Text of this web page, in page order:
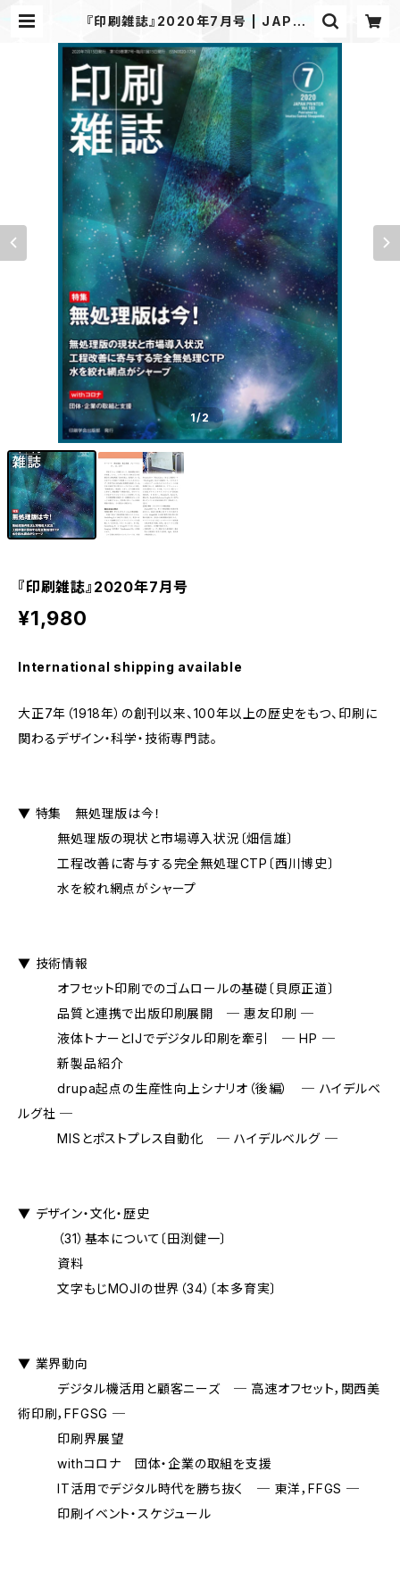
『印刷雑誌』2020年7月号 | JAPAN
1/2
『印刷雑誌』2020年7月号
¥1,980
International shipping available
大正7年（1918年）の創刊以来、100年以上の歴史をもつ、印刷に
関わるデザイン・科学・技術専門誌。
▼ 特集 無処理版は今！
無処理版の現状と市場導入状況〔畑信雄〕
工程改善に寄与する完全無処理CTP〔西川博史〕
水を絞れ網点がシャープ
▼ 技術情報
オフセット印刷でのゴムロールの基礎〔貝原正道〕
品質と連携で出版印刷展開 ─ 惠友印刷 ─
液体トナーとIJでデジタル印刷を牽引 ─ HP ─
新製品紹介
drupa起点の生産性向上シナリオ（後編） ─ ハイデルベ
ルグ社 ─
MISとポストプレス自動化 ─ ハイデルベルグ ─
▼ デザイン・文化・歴史
（31）基本について〔田渕健一〕
資料
文字もじMOJIの世界（34）〔本多育実〕
▼ 業界動向
デジタル機活用と顧客ニーズ ─ 高速オフセット，関西美
術印刷，FFGSG ─
印刷界展望
withコロナ 団体・企業の取組を支援
IT活用でデジタル時代を勝ち抜く ─ 東洋，FFGS ─
印刷イベント・スケジュール